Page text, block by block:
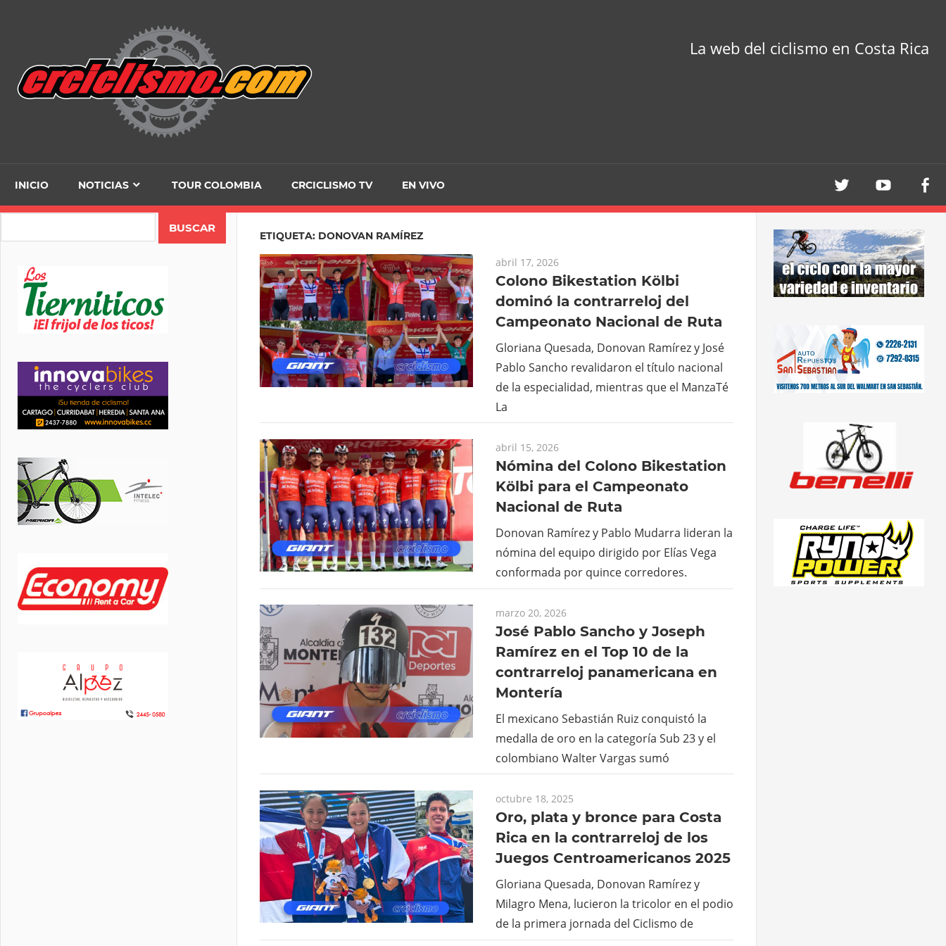
La web del ciclismo en Costa Rica
INICIO NOTICIAS TOUR COLOMBIA CRCICLISMO TV EN VIVO
ETIQUETA: DONOVAN RAMÍREZ
abril 17, 2026
Colono Bikestation Kölbi
dominó la contrarreloj del
Campeonato Nacional de Ruta
Gloriana Quesada, Donovan Ramírez y José
Pablo Sancho revalidaron el título nacional
de la especialidad, mientras que el ManzaTé
La
abril 15, 2026
Nómina del Colono Bikestation
Kölbi para el Campeonato
Nacional de Ruta
Donovan Ramírez y Pablo Mudarra lideran la
nómina del equipo dirigido por Elías Vega
conformada por quince corredores.
marzo 20, 2026
José Pablo Sancho y Joseph
Ramírez en el Top 10 de la
contrarreloj panamericana en
Montería
El mexicano Sebastián Ruiz conquistó la
medalla de oro en la categoría Sub 23 y el
colombiano Walter Vargas sumó
octubre 18, 2025
Oro, plata y bronce para Costa
Rica en la contrarreloj de los
Juegos Centroamericanos 2025
Gloriana Quesada, Donovan Ramírez y
Milagro Mena, lucieron la tricolor en el podio
de la primera jornada del Ciclismo de